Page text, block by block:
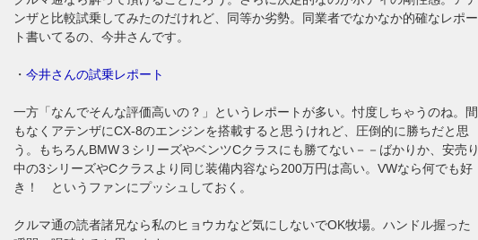
ンザと比較試乗してみたのだけれど、同等か劣勢。同業者でなかなか的確なレポー
ト書いてるの、今井さんです。
・ 今井さんの試乗レポート
一方「なんでそんな評価高いの？」というレポートが多い。忖度しちゃうのね。間
もなくアテンザにCX-8のエンジンを搭載すると思うけれど、圧倒的に勝ちだと思
う。もちろんBMW３シリーズやベンツCクラスにも勝てない－－ばかりか、安売り
中の3シリーズやCクラスより同じ装備内容なら200万円は高い。VWなら何でも好
き！ というファンにプッシュしておく。
クルマ通の読者諸兄なら私のヒョウカなど気にしないでOK牧場。ハンドル握った